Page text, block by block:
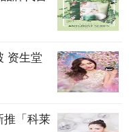
资生堂
推「科莱